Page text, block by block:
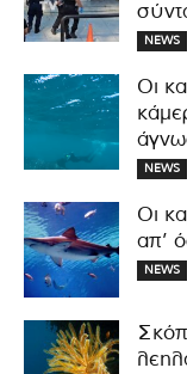
NEWS
Οι
NEWS
Οι
απ’
NEWS